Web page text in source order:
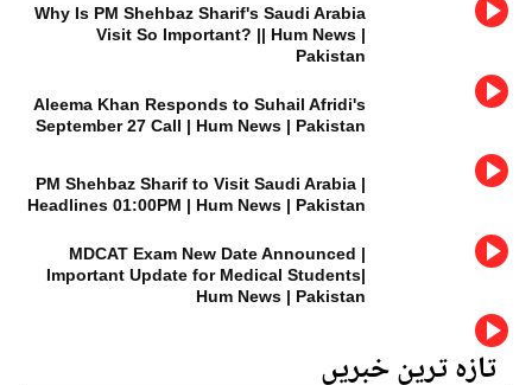
Why Is PM Shehbaz Sharif's Saudi Arabia
Visit So Important? || Hum News |
Pakistan
Aleema Khan Responds to Suhail Afridi's
September 27 Call | Hum News | Pakistan
PM Shehbaz Sharif to Visit Saudi Arabia |
Headlines 01:00PM | Hum News | Pakistan
MDCAT Exam New Date Announced |
Important Update for Medical Students|
Hum News | Pakistan
تازہ ترین خبریں